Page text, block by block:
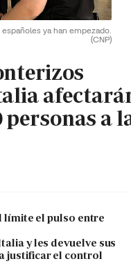
ya han empezado.
(CNP)
personas a
límite el pulso entre
y les devuelve sus
justificar el control